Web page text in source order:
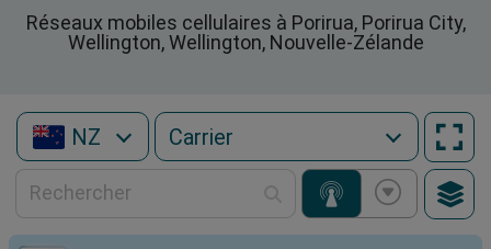
Réseaux mobiles cellulaires à Porirua, Porirua City,
Wellington, Wellington, Nouvelle-Zélande
NZ